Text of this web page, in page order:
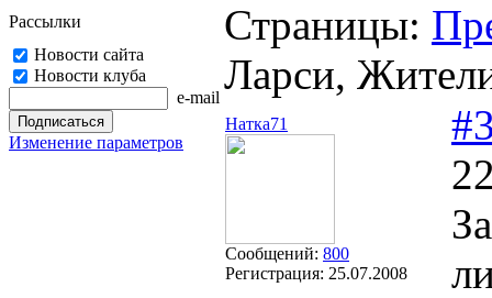
Рассылки
Новости сайта
Новости клуба
e-mail
Изменение параметров
Страницы:
Ларси,
Натка71
Сообщений: 800
Регистрация: 25.07.2008